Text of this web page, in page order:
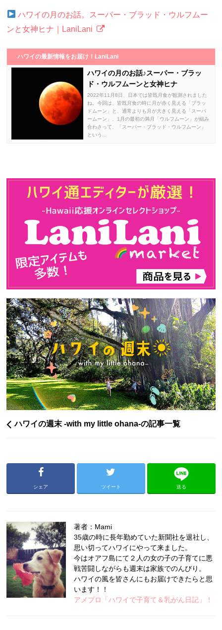
ハワイの月のお話。スーパー・ブラッド・ウルフムー
ンと女神ヒナ｜LaniLani
ハワイの最新情報をお届け！LaniLani
ハワイの月のお話♪スーパー・ブラッ
ド・ウルフムーンと女神ヒナ
2022年11月8日、日本では皆既月食が観測されました
ね。今回は、皆既月食の時に月が赤く見える「ブラッ
ドムーン」と、通常よりも月が大きく見える「スーパ
ームーン」、1月の最初の満月「ウルフムーン」が組み
合わさって、「スーパー・ブラッド・ウルフムーン」
という...
ハワイの週末 -with my little ohana-の記事一覧
シェア ツイート 送る
著者：Mami
35歳の時に長年勤めていた新聞社を退社し、
思い切ってハワイにやって来ました。
今はオアフ島にて２人の女の子の子育てに悪
戦苦闘しながらも週末は家族でのんびり。
ハワイの風を皆さんにもお届けできたらと思
います！！
アメブロ「ハワイで子育て＆乳がん日記」！